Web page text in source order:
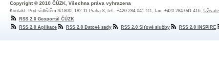
Copyright © 2010 ČÚZK, Všechna práva vyhrazena
Kontakt: Pod sídlištěm 9/1800, 182 11 Praha 8, tel.: +420 284 041 111, fax: +420 284 041 416,
RSS 2.0 Geoportál ČÚZK
RSS 2.0 Aplikace
RSS 2.0 Datové sady RSS 2.0 Síťové služby RSS 2.0 INSPIRE